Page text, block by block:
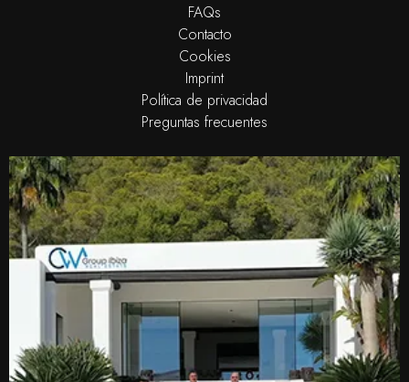
FAQs
Contacto
Cookies
Imprint
Política de privacidad
Preguntas frecuentes